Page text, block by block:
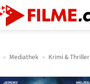
» Mediathek » Krimi & Thriller